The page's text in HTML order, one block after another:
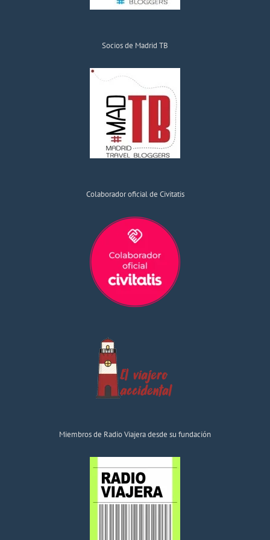
Socios de Madrid TB
Colaborador oficial de Civitatis
Miembros de Radio Viajera desde su fundación